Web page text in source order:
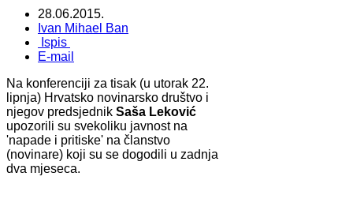
28.06.2015.
Ivan Mihael Ban
Ispis
E-mail
Na konferenciji za tisak (u utorak 22.
lipnja) Hrvatsko novinarsko društvo i
njegov predsjednik Saša Leković
upozorili su svekoliku javnost na
'napade i pritiske' na članstvo
(novinare) koji su se dogodili u zadnja
dva mjeseca.